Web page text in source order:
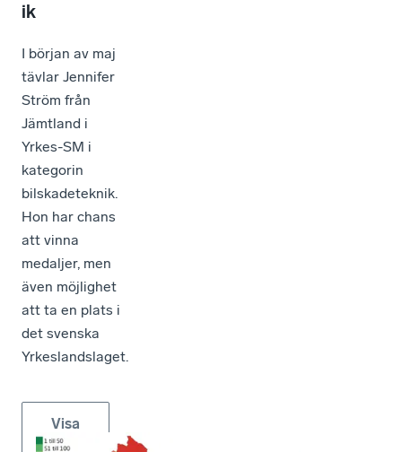
ik
I början av maj
tävlar Jennifer
Ström från
Jämtland i
Yrkes-SM i
kategorin
bilskadeteknik.
Hon har chans
att vinna
medaljer, men
även möjlighet
att ta en plats i
det svenska
Yrkeslandslaget.
Visa
fler